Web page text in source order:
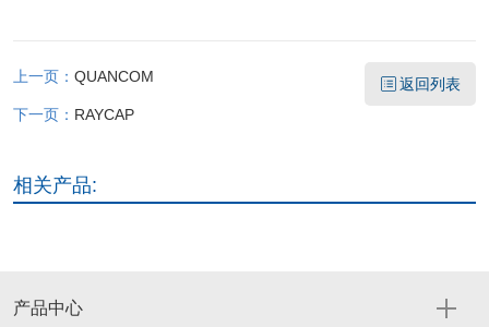
上一页： QUANCOM
下一页： RAYCAP
返回列表
相关产品:
产品中心